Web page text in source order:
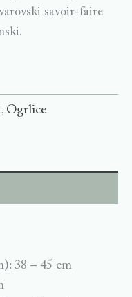
savoir-faire
, Ogrlice
38 – 45 cm